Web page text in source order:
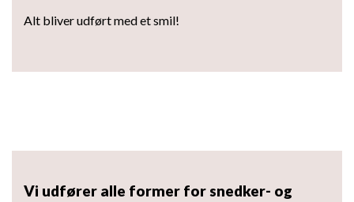
Alt bliver udført med et smil!
Vi udfører alle former for snedker- og